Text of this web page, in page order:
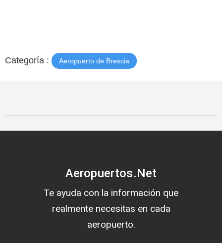
Categoría : Aeropuerto de Brescia
Aeropuertos.Net
Te ayuda con la información que
realmente necesitas en cada
aeropuerto.